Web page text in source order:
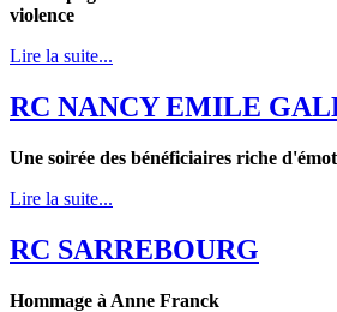
violence
Lire la suite...
RC NANCY EMILE
Une soirée des bénéficiaires riche
Lire la suite...
RC SARREBOURG
Hommage à Anne Franck